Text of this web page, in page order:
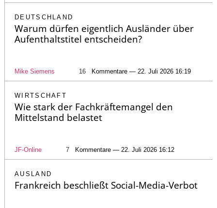
DEUTSCHLAND
Warum dürfen eigentlich Ausländer über
Aufenthaltstitel entscheiden?
Mike Siemens 16 Kommentare — 22. Juli 2026 16:19
WIRTSCHAFT
Wie stark der Fachkräftemangel den
Mittelstand belastet
JF-Online 7 Kommentare — 22. Juli 2026 16:12
AUSLAND
Frankreich beschließt Social-Media-Verbot